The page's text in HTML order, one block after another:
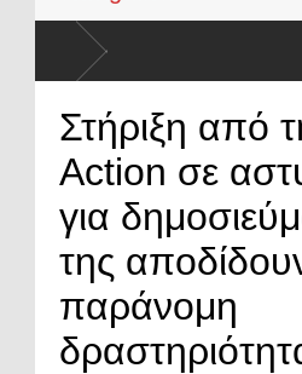
Στήριξη από
Action σε
για
της
παράνομη